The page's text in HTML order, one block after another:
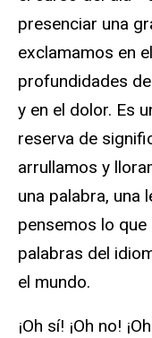
presenciar una
exclamamos en
profundidades
y en el dolor. Es
reserva de
arrullamos y
una palabra, una
pensemos lo
palabras del
el mundo.
¡Oh sí! ¡Oh no!